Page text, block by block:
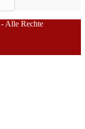
Alle Rechte